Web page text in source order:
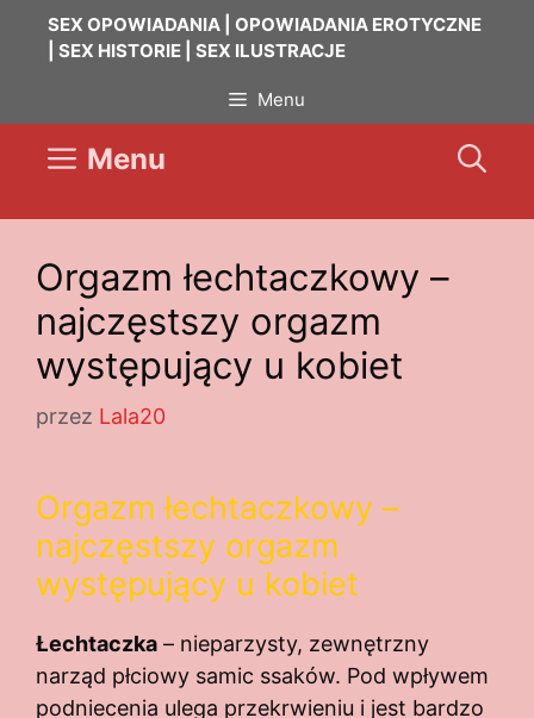
PrzejdźSEX OPOWIADANIA | OPOWIADANIA EROTYCZNE
| SEX HISTORIE | SEX ILUSTRACJE
Menu
Menu
Orgazm łechtaczkowy –
najczęstszy orgazm
występujący u kobiet
przez Lala20
Orgazm łechtaczkowy –
najczęstszy orgazm
występujący u kobiet
Łechtaczka – nieparzysty, zewnętrzny
narząd płciowy samic ssaków. Pod wpływem
podniecenia ulega przekrwieniu i jest bardzo